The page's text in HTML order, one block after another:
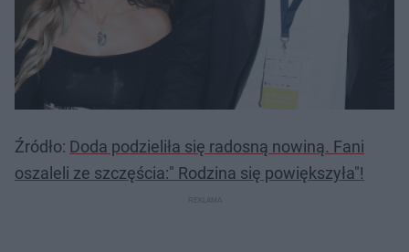
Źródło: Doda podzieliła się radosną nowiną. Fani
oszaleli ze szczęścia:" Rodzina się powiększyła"!